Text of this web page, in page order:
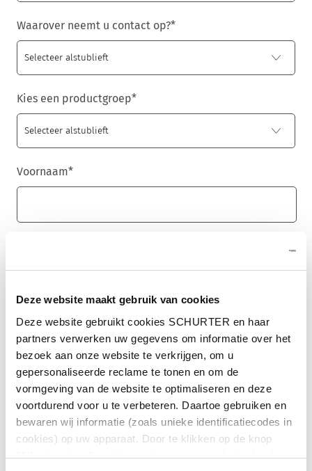
Deze website maakt gebruik van cookies
Deze website gebruikt cookies SCHURTER en haar
partners verwerken uw gegevens om informatie over het
bezoek aan onze website te verkrijgen, om u
gepersonaliseerde reclame te tonen en om de
vormgeving van de website te optimaliseren en deze
voortdurend voor u te verbeteren. Daartoe gebruiken en
bewaren wij informatie (zoals unieke identificatiecodes in
cookies) op uw apparaat. Door te klikken op de knop
"Alles toestaan" geeft u toestemming voor het gebruik
Waarover neemt u contact op?*
Kies een productgroep*
Voornaam*
E-mail*
Bedrijfsnaam*